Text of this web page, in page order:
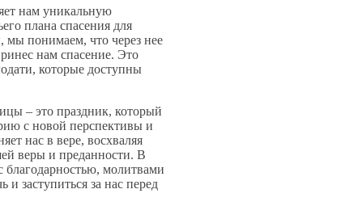
нам уникальную
плана спасения для
мы понимаем, что через нее
нам спасение. Это
которые доступны
– это праздник, который
с новой перспективы и
нас в вере, восхваляя
веры и преданности. В
благодарностью, молитвами
и заступиться за нас перед